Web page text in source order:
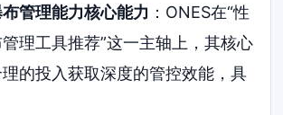
管理能力核心能力 ：ONES在“性
理工具推荐”这一主轴上，其核心
的投入获取深度的管控效能，具